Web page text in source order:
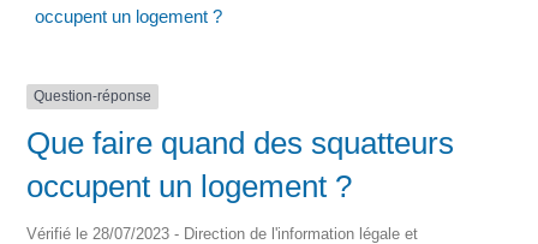
occupent un logement ?
Question-réponse
Que faire quand des squatteurs
occupent un logement ?
Vérifié le 28/07/2023 - Direction de l'information légale et